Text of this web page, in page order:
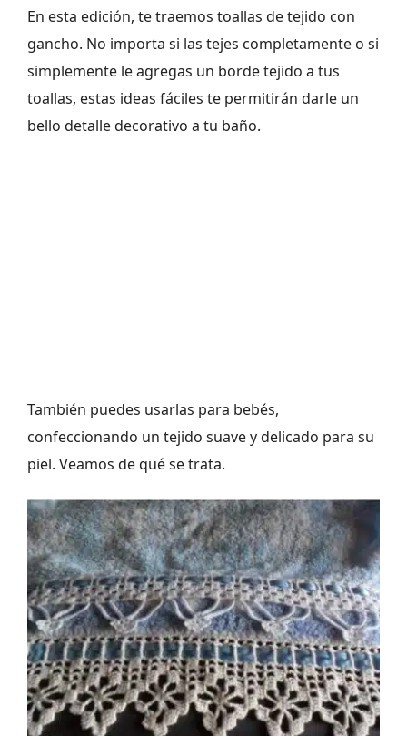
En esta edición, te traemos toallas de tejido con
gancho. No importa si las tejes completamente o si
simplemente le agregas un borde tejido a tus
toallas, estas ideas fáciles te permitirán darle un
bello detalle decorativo a tu baño.
También puedes usarlas para bebés,
confeccionando un tejido suave y delicado para su
piel. Veamos de qué se trata.